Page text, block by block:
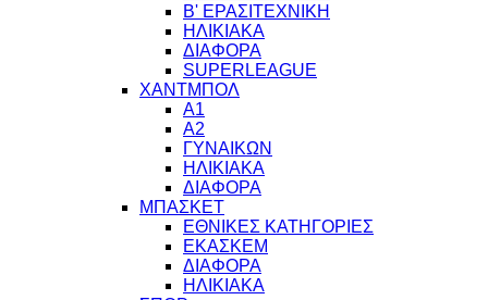
Β' ΕΡΑΣΙΤΕΧΝΙΚΗ
ΗΛΙΚΙΑΚΑ
ΔΙΑΦΟΡΑ
SUPERLEAGUE
ΧΑΝΤΜΠΟΛ
Α1
Α2
ΓΥΝΑΙΚΩΝ
ΗΛΙΚΙΑΚΑ
ΔΙΑΦΟΡΑ
ΜΠΑΣΚΕΤ
ΕΘΝΙΚΕΣ ΚΑΤΗΓΟΡΙΕΣ
ΕΚΑΣΚΕΜ
ΔΙΑΦΟΡΑ
ΗΛΙΚΙΑΚΑ